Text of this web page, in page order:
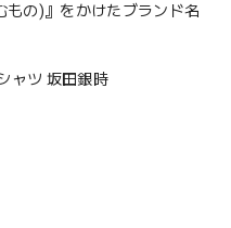
もの)』をかけたブランド名
ャツ 坂田銀時